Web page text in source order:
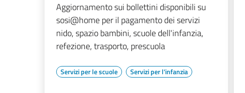
Aggiornamento sui bollettini disponibili su
sosi@home per il pagamento dei servizi
nido, spazio bambini, scuole dell'infanzia,
refezione, trasporto, prescuola
Servizi per le scuole Servizi per l'infanzia